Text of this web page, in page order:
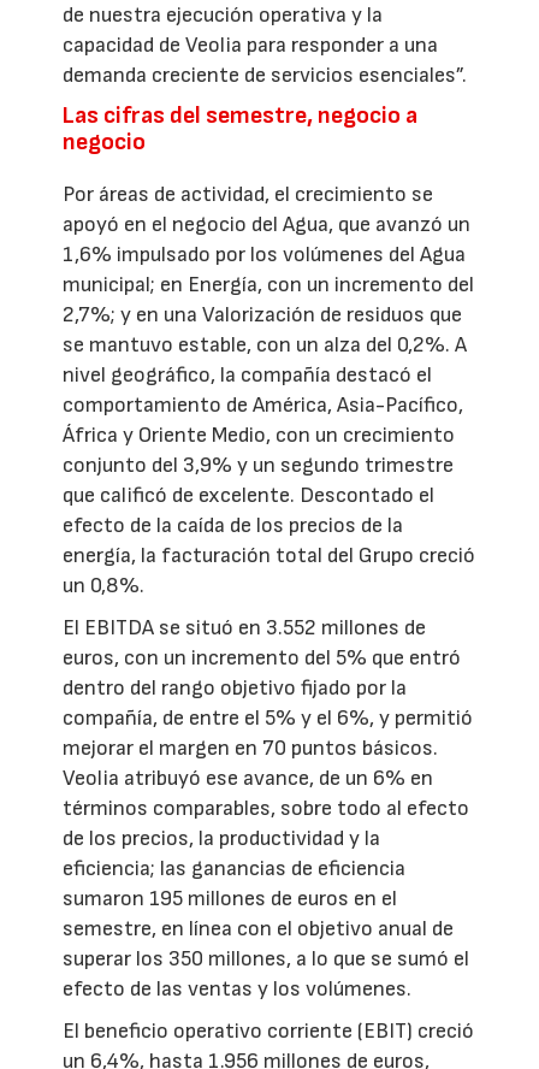
de nuestra ejecución operativa y la
capacidad de Veolia para responder a una
demanda creciente de servicios esenciales”.
Las cifras del semestre, negocio a
negocio
Por áreas de actividad, el crecimiento se
apoyó en el negocio del Agua, que avanzó un
1,6% impulsado por los volúmenes del Agua
municipal; en Energía, con un incremento del
2,7%; y en una Valorización de residuos que
se mantuvo estable, con un alza del 0,2%. A
nivel geográfico, la compañía destacó el
comportamiento de América, Asia-Pacífico,
África y Oriente Medio, con un crecimiento
conjunto del 3,9% y un segundo trimestre
que calificó de excelente. Descontado el
efecto de la caída de los precios de la
energía, la facturación total del Grupo creció
un 0,8%.
El EBITDA se situó en 3.552 millones de
euros, con un incremento del 5% que entró
dentro del rango objetivo fijado por la
compañía, de entre el 5% y el 6%, y permitió
mejorar el margen en 70 puntos básicos.
Veolia atribuyó ese avance, de un 6% en
términos comparables, sobre todo al efecto
de los precios, la productividad y la
eficiencia; las ganancias de eficiencia
sumaron 195 millones de euros en el
semestre, en línea con el objetivo anual de
superar los 350 millones, a lo que se sumó el
efecto de las ventas y los volúmenes.
El beneficio operativo corriente (EBIT) creció
un 6,4%, hasta 1.956 millones de euros,